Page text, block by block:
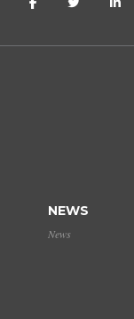
NEWS
News